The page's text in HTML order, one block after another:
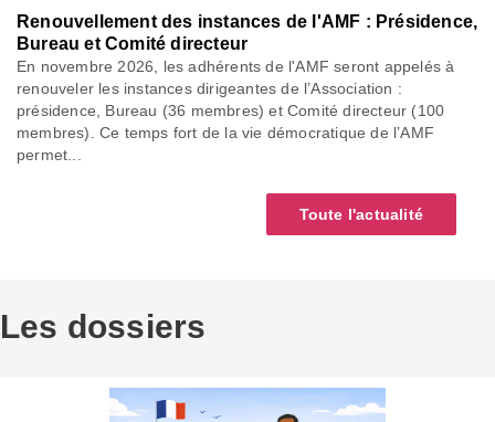
Renouvellement des instances de l'AMF : Présidence,
Bureau et Comité directeur
En novembre 2026, les adhérents de l'AMF seront appelés à
renouveler les instances dirigeantes de l’Association :
présidence, Bureau (36 membres) et Comité directeur (100
membres). Ce temps fort de la vie démocratique de l’AMF
permet...
Toute l'actualité
Les dossiers